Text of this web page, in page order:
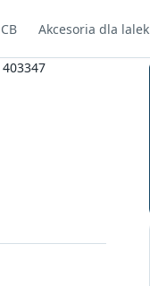
Akcesoria dla lalek
403347